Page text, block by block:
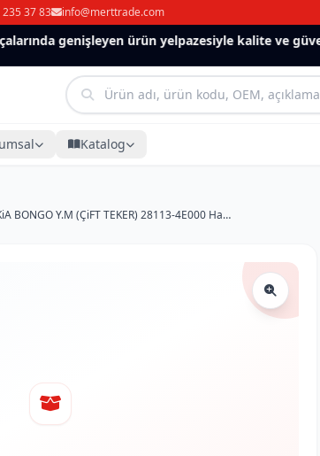
37 83 info@merttrade.com
genişleyen ürün yelpazesiyle kalite ve güven.
Katalog
WH 1031 KiA BONGO Y.M (ÇiFT TEKER) 28113-4E000 Hava Filtresi